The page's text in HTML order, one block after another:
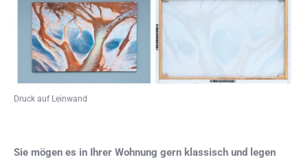
Druck auf Leinwand
Sie mögen es in Ihrer Wohnung gern klassisch und legen